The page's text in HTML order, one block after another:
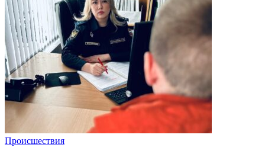
Происшествия